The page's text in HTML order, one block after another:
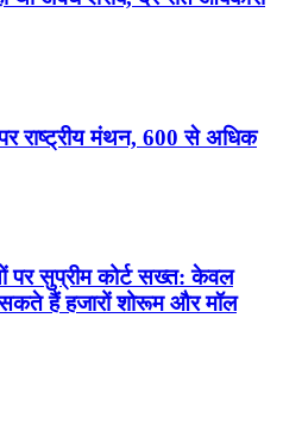
राष्ट्रीय मंथन, 600 से अधिक
पर सुप्रीम कोर्ट सख्त: केवल
हैं हजारों शोरूम और मॉल